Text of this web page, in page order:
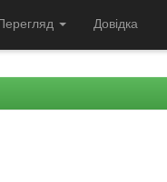
Довідка